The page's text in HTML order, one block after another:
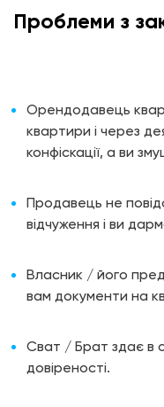
Проблеми з
Орендодавець
квартири і через
конфіскації, а ви
Продавець не
відчуження і ви
Власник / його
вам документи на
Сват / Брат здає в
довіреності.